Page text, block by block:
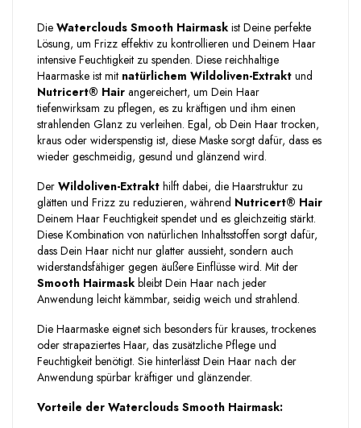
Die Waterclouds Smooth Hairmask ist Deine perfekte
Lösung, um Frizz effektiv zu kontrollieren und Deinem Haar
intensive Feuchtigkeit zu spenden. Diese reichhaltige
Haarmaske ist mit natürlichem Wildoliven-Extrakt und
Nutricert® Hair angereichert, um Dein Haar
tiefenwirksam zu pflegen, es zu kräftigen und ihm einen
strahlenden Glanz zu verleihen. Egal, ob Dein Haar trocken,
kraus oder widerspenstig ist, diese Maske sorgt dafür, dass es
wieder geschmeidig, gesund und glänzend wird.
Der Wildoliven-Extrakt hilft dabei, die Haarstruktur zu
glätten und Frizz zu reduzieren, während Nutricert® Hair
Deinem Haar Feuchtigkeit spendet und es gleichzeitig stärkt.
Diese Kombination von natürlichen Inhaltsstoffen sorgt dafür,
dass Dein Haar nicht nur glatter aussieht, sondern auch
widerstandsfähiger gegen äußere Einflüsse wird. Mit der
Smooth Hairmask bleibt Dein Haar nach jeder
Anwendung leicht kämmbar, seidig weich und strahlend.
Die Haarmaske eignet sich besonders für krauses, trockenes
oder strapaziertes Haar, das zusätzliche Pflege und
Feuchtigkeit benötigt. Sie hinterlässt Dein Haar nach der
Anwendung spürbar kräftiger und glänzender.
Vorteile der Waterclouds Smooth Hairmask: